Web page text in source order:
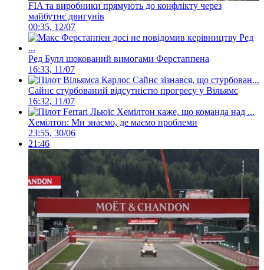
FIA та виробники прямують до конфлікту через
майбутнє двигунів
00:35, 12/07
Ред Булл шокований вимогами Ферстаппена
16:33, 11/07
Сайнс стурбований відсутністю прогресу у Вільямс
16:32, 11/07
Хемілтон: Ми знаємо, де маємо проблеми
23:55, 30/06
21:46